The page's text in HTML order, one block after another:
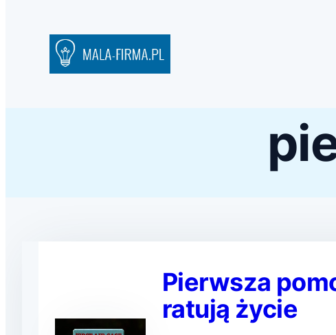
Pierwsza
ratują życie